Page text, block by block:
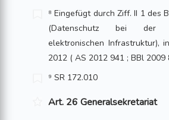
⁸ Eingefügt durch Ziff. II 1 des
(Datenschutz bei der
elektronischen Infrastruktur),
2012 ( AS 2012 941 ; BBl 2009
⁹ SR 172.010
Art. 26 Generalsekretariat